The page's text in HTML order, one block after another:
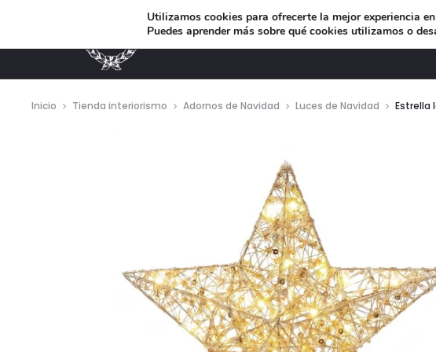
MUEBLES DE DISEÑO
Inicio Tienda interiorismo Adornos de Navidad Luces de Navidad Estrella
Utilizamos cookies para ofrecerte la mejor experiencia
Puedes aprender más sobre qué cookies utilizamos o